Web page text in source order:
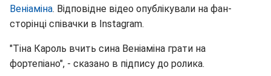
Веніаміна. Відповідне відео опублікували на фан-
сторінці співачки в Instagram.
"Тіна Кароль вчить сина Веніаміна грати на
фортепіано", - сказано в підпису до ролика.